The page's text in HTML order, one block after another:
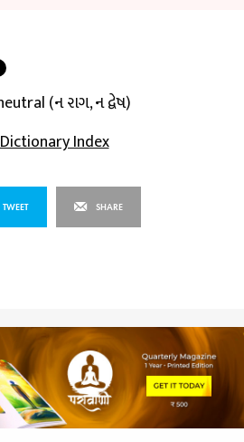
(ન રાગ, ન દ્વેષ)
Index
TWEET SHARE